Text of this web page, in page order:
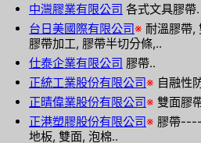
中灣膠業有限公司 各式文具膠帶
台日美國際有限公司※ 耐溫膠帶,
膠帶加工, 膠帶半切分條,..
仕泰企業有限公司 膠帶..
正統工業股份有限公司※ 自融性
正晴偉業股份有限公司※ 雙面膠
正港塑膠股份有限公司※ 膠帶----
地板, 雙面, 泡棉..